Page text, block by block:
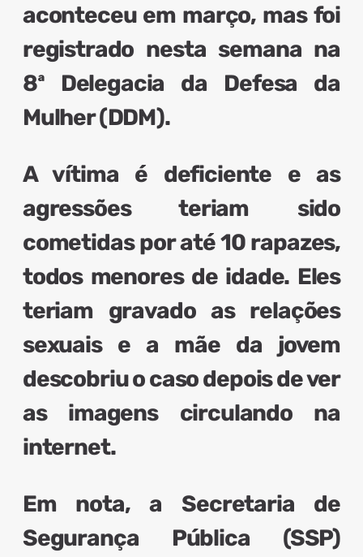
aconteceu em março, mas foi
registrado nesta semana na
8ª Delegacia da Defesa da
Mulher (DDM).
A vítima é deficiente e as
agressões teriam sido
cometidas poraté 10 rapazes,
todos menores de idade. Eles
teriam gravado as relações
sexuais e a mãe da jovem
descobriu o caso depois de ver
as imagens circulando na
internet.
Em nota, a Secretaria de
Segurança Pública (SSP)